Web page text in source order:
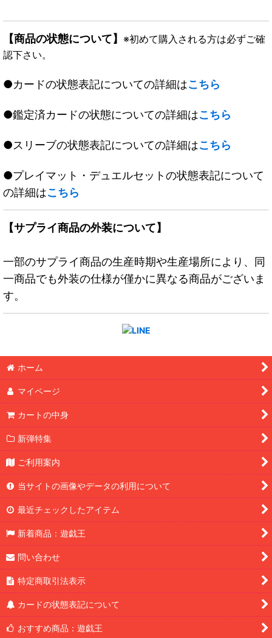
【商品の状態について】 ※初めて購入される方は必ずご確
認下さい。
●カードの状態表記についての詳細はこちら
●鑑定済カードの状態についての詳細はこちら
●スリーブの状態表記についての詳細はこちら
●プレイマット・デュエルセットの状態表記について
の詳細はこちら
【サプライ商品の外装について】
一部のサプライ商品の生産時期や生産場所により、同
一商品でも外装の仕様が僅かに異なる商品がございま
す。
ホーム
マイページ
カートの中身
新弾特集
ご利用案内
当サイトの画像やデータの利用について
最近チェックしたアイテム
新着商品：遊戯王
問い合わせ
特定商取引法表示
カードの状態表記について
おすすめ商品：遊戯王